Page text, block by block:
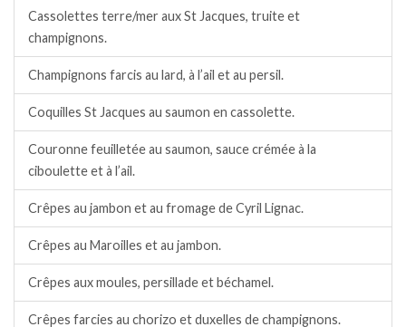
Cassolettes terre/mer aux St Jacques, truite et
champignons.
Champignons farcis au lard, à l’ail et au persil.
Coquilles St Jacques au saumon en cassolette.
Couronne feuilletée au saumon, sauce crémée à la
ciboulette et à l’ail.
Crêpes au jambon et au fromage de Cyril Lignac.
Crêpes au Maroilles et au jambon.
Crêpes aux moules, persillade et béchamel.
Crêpes farcies au chorizo et duxelles de champignons.